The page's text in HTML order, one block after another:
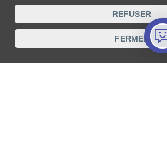
Statut De La
Recherche des offices de
Protection des données
Conditions d’utilisation
REFUSER
FERMER